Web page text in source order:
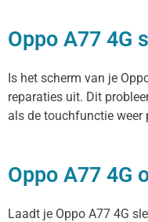
Oppo A77 4G
Is het scherm van je
reparaties uit. Dit
als de touchfunctie weer
Oppo A77 4G
Laadt je Oppo A77 4G